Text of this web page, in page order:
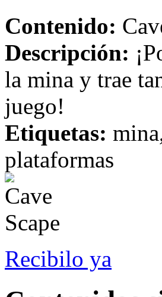
Contenido:
Descripción:
la mina y trae
juego!
Etiquetas:
plataformas
Recibilo ya